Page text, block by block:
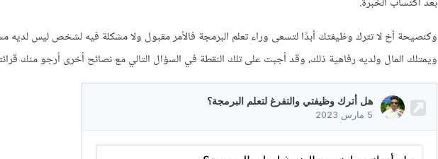
وكنصيحة أخ لا تترك وظيفتك أبدًا لتسعى وراء تعلم البرمجة فالأمر مقبول ولا مشكلة فيه لشخص ليس لديه
ويمتلك المال ولديه رفاهية ذلك، وقد أجبت على تلك النقطة في السؤال التالي مع نصائح أخرى أرجو منك